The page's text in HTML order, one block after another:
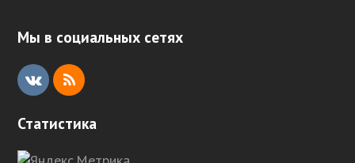
Мы в социальных сетях
V
R
Статистика